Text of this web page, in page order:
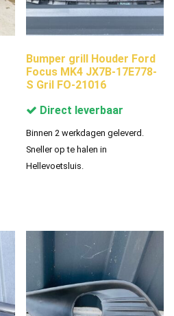
Bumper grill Houder Ford
Focus MK4 JX7B-17E778-
S Gril FO-21016
Direct leverbaar
Binnen 2 werkdagen geleverd.
Sneller op te halen in
Hellevoetsluis.